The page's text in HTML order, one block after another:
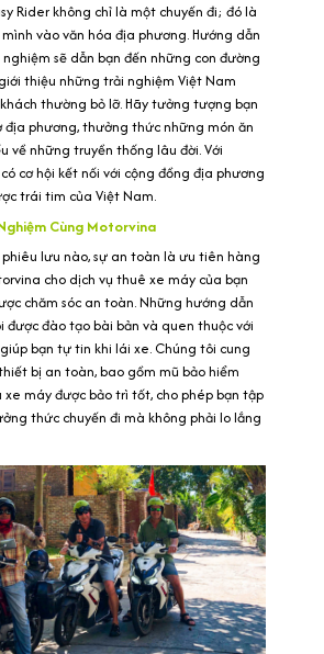
Rider không chỉ là một chuyến đi; đó là
vào văn hóa địa phương. Hướng dẫn
sẽ dẫn bạn đến những con đường
thiệu những trải nghiệm Việt Nam
thường bỏ lỡ. Hãy tưởng tượng bạn
địa phương, thưởng thức những món ăn
về những truyền thống lâu đời. Với
cơ hội kết nối với cộng đồng địa phương
trái tim của Việt Nam.
Cùng Motorvina
phiêu lưu nào, sự an toàn là ưu tiên hàng
cho dịch vụ thuê xe máy của bạn
chăm sóc an toàn. Những hướng dẫn
được đào tạo bài bản và quen thuộc với
bạn tự tin khi lái xe. Chúng tôi cung
bị an toàn, bao gồm mũ bảo hiểm
máy được bảo trì tốt, cho phép bạn tập
thức chuyến đi mà không phải lo lắng